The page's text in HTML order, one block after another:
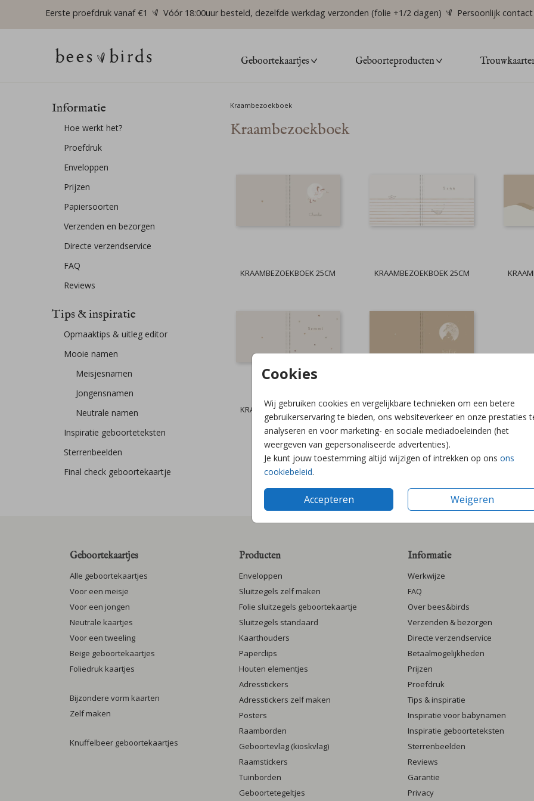
Eerste proefdruk vanaf €1 Vóór 18:00uur besteld, dezelfde werkdag verzonden (folie +1/2 dagen) Persoonlijk contact
Geboortekaartjes Geboorteproducten
Cookies
Wij gebruiken cookies en vergelijkbare technieken om een betere
gebruikerservaring te bieden, ons websiteverkeer en onze prestaties
analyseren en voor marketing- en sociale mediadoeleinden (het
weergeven van gepersonaliseerde advertenties).
Je kunt jouw toestemming altijd wijzigen of intrekken op ons ons
cookiebeleid.
Accepteren Weigeren
Informatie
Hoe werkt het?
Proefdruk
Enveloppen
Prijzen
Papiersoorten
Verzenden en bezorgen
Directe verzendservice
FAQ
Reviews
Tips & inspiratie
Opmaaktips & uitleg editor
Mooie namen
Meisjesnamen
Jongensnamen
Neutrale namen
Inspiratie geboorteteksten
Sterrenbeelden
Final check geboortekaartje
Kraambezoekboek
Kraambezoekboek
KRAAMBEZOEKBOEK 25CM KRAAMBEZOEKBOEK 25CM
KRAAMBEZOEKBOEK 25CM KRAAMBEZOEKBOEK 25CM
Geboortekaartjes
Alle geboortekaartjes
Voor een meisje
Voor een jongen
Neutrale kaartjes
Voor een tweeling
Beige geboortekaartjes
Foliedruk kaartjes
Bijzondere vorm kaarten
Zelf maken
Knuffelbeer geboortekaartjes
Producten
Enveloppen
Sluitzegels zelf maken
Folie sluitzegels geboortekaartje
Sluitzegels standaard
Kaarthouders
Paperclips
Houten elementjes
Adresstickers
Adresstickers zelf maken
Posters
Raamborden
Geboortevlag (kioskvlag)
Raamstickers
Tuinborden
Geboortetegeltjes
Informatie
Werkwijze
FAQ
Over bees&birds
Verzenden & bezorgen
Directe verzendservice
Betaalmogelijkheden
Prijzen
Proefdruk
Tips & inspiratie
Inspiratie voor babynamen
Inspiratie geboorteteksten
Sterrenbeelden
Reviews
Garantie
Privacy